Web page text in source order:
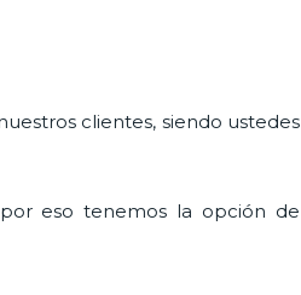
clientes, siendo ustedes
eso tenemos la opción de